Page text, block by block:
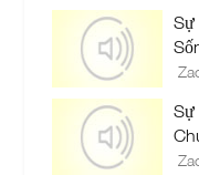
Sự
Sự